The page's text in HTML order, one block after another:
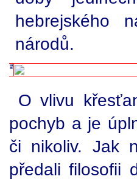
hebrejského
národů.
O vlivu
pochyb a je
či nikoliv. Jak
předali filosofii